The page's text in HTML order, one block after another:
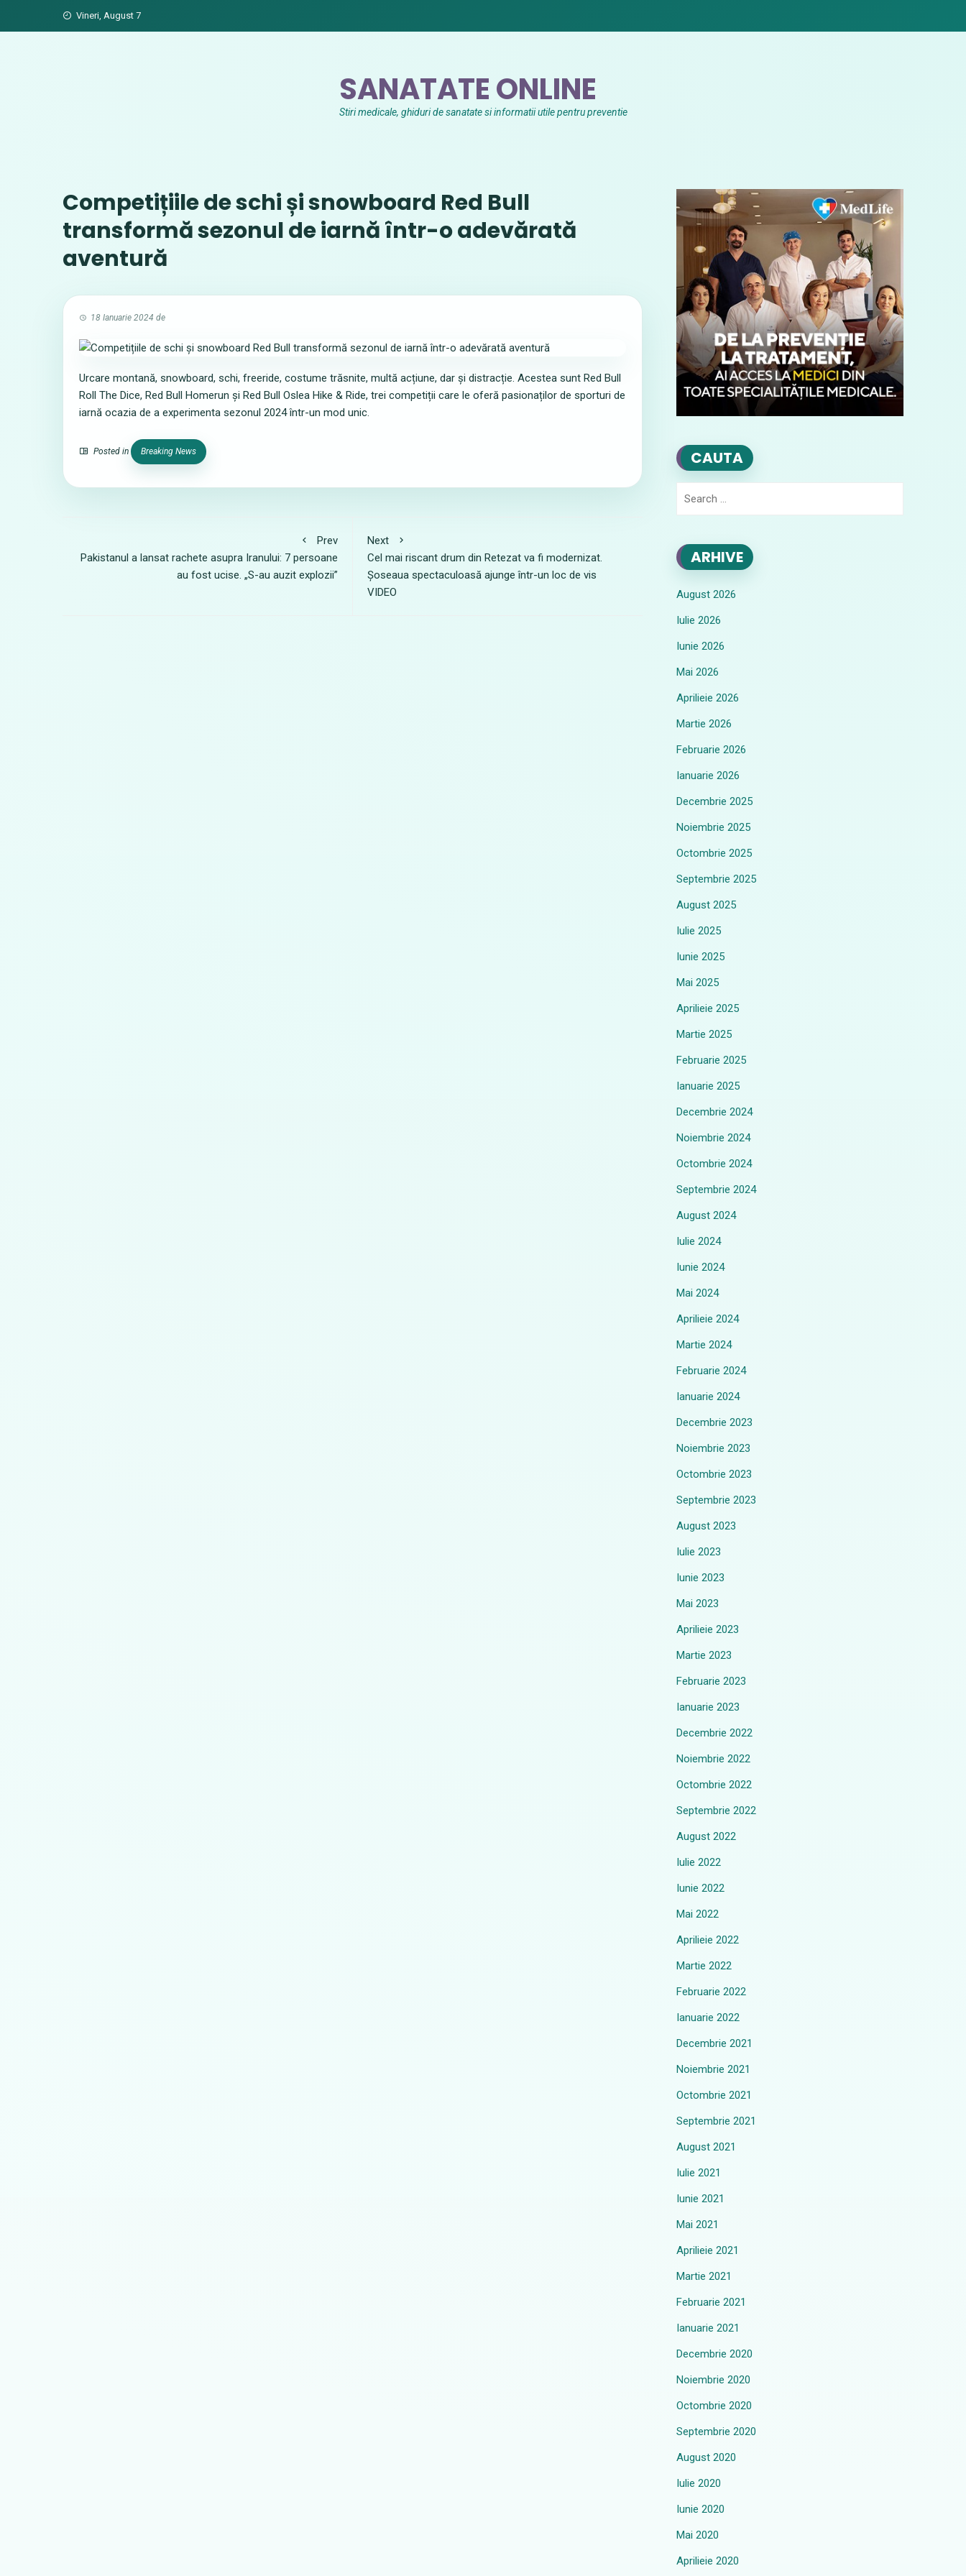
Vineri, August 7
SANATATE ONLINE
Stiri medicale, ghiduri de sanatate si informatii utile pentru preventie
Competițiile de schi și snowboard Red Bull
transformă sezonul de iarnă într-o adevărată
aventură
18 Ianuarie 2024 de
Urcare montană, snowboard, schi, freeride, costume trăsnite, multă acțiune, dar și distracție. Acestea sunt Red Bull
Roll The Dice, Red Bull Homerun și Red Bull Oslea Hike & Ride, trei competiții care le oferă pasionaților de sporturi de
iarnă ocazia de a experimenta sezonul 2024 într-un mod unic.
Posted in Breaking News
Prev
Pakistanul a lansat rachete asupra Iranului: 7 persoane
au fost ucise. „S-au auzit explozii”
Next
Cel mai riscant drum din Retezat va fi modernizat.
Șoseaua spectaculoasă ajunge într-un loc de vis
VIDEO
CAUTA
ARHIVE
August 2026
Iulie 2026
Iunie 2026
Mai 2026
Aprilieie 2026
Martie 2026
Februarie 2026
Ianuarie 2026
Decembrie 2025
Noiembrie 2025
Octombrie 2025
Septembrie 2025
August 2025
Iulie 2025
Iunie 2025
Mai 2025
Aprilieie 2025
Martie 2025
Februarie 2025
Ianuarie 2025
Decembrie 2024
Noiembrie 2024
Octombrie 2024
Septembrie 2024
August 2024
Iulie 2024
Iunie 2024
Mai 2024
Aprilieie 2024
Martie 2024
Februarie 2024
Ianuarie 2024
Decembrie 2023
Noiembrie 2023
Octombrie 2023
Septembrie 2023
August 2023
Iulie 2023
Iunie 2023
Mai 2023
Aprilieie 2023
Martie 2023
Februarie 2023
Ianuarie 2023
Decembrie 2022
Noiembrie 2022
Octombrie 2022
Septembrie 2022
August 2022
Iulie 2022
Iunie 2022
Mai 2022
Aprilieie 2022
Martie 2022
Februarie 2022
Ianuarie 2022
Decembrie 2021
Noiembrie 2021
Octombrie 2021
Septembrie 2021
August 2021
Iulie 2021
Iunie 2021
Mai 2021
Aprilieie 2021
Martie 2021
Februarie 2021
Ianuarie 2021
Decembrie 2020
Noiembrie 2020
Octombrie 2020
Septembrie 2020
August 2020
Iulie 2020
Iunie 2020
Mai 2020
Aprilieie 2020